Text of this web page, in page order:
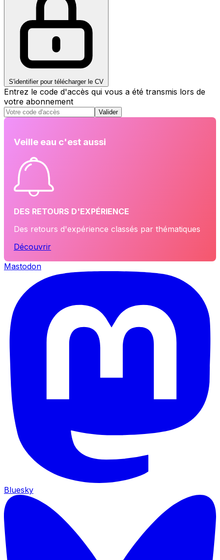
S'identifier pour télécharger le CV
Entrez le code d'accès qui vous a été transmis lors de
votre abonnement
Valider
Veille eau c'est aussi
DES RETOURS D'EXPÉRIENCE
Des retours d'expérience classés par thématiques
Découvrir
Mastodon
Bluesky